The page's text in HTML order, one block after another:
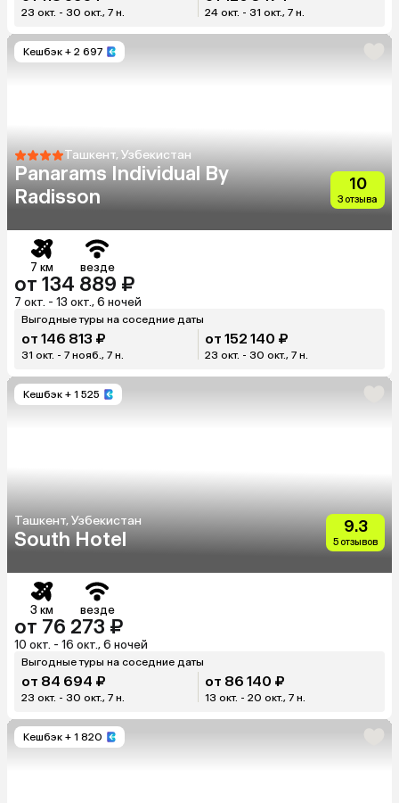
23 окт. - 30 окт., 7 н. 24 окт. - 31 окт., 7 н.
Кешбэк + 2 697
Ташкент, Узбекистан
Panarams Individual By
Radisson
10
3 отзыва
7 км везде
от 134 889 ₽
7 окт. - 13 окт., 6 ночей
Выгодные туры на соседние даты
от 146 813 ₽
31 окт. - 7 нояб., 7 н.
от 152 140 ₽
23 окт. - 30 окт., 7 н.
Кешбэк + 1 525
Ташкент, Узбекистан
South Hotel
9.3
5 отзывов
3 км везде
от 76 273 ₽
10 окт. - 16 окт., 6 ночей
Выгодные туры на соседние даты
от 84 694 ₽
23 окт. - 30 окт., 7 н.
от 86 140 ₽
13 окт. - 20 окт., 7 н.
Кешбэк + 1 820